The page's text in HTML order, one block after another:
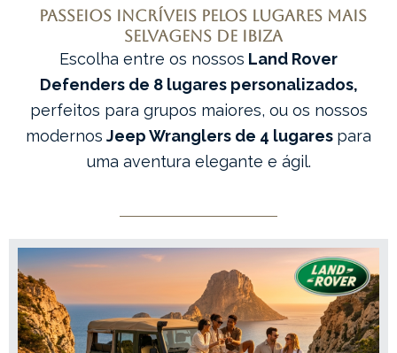
Passeios incríveis pelos lugares mais
selvagens de Ibiza
Escolha entre os nossos Land Rover
Defenders de 8 lugares personalizados,
perfeitos para grupos maiores, ou os nossos
modernos Jeep Wranglers de 4 lugares para
uma aventura elegante e ágil.